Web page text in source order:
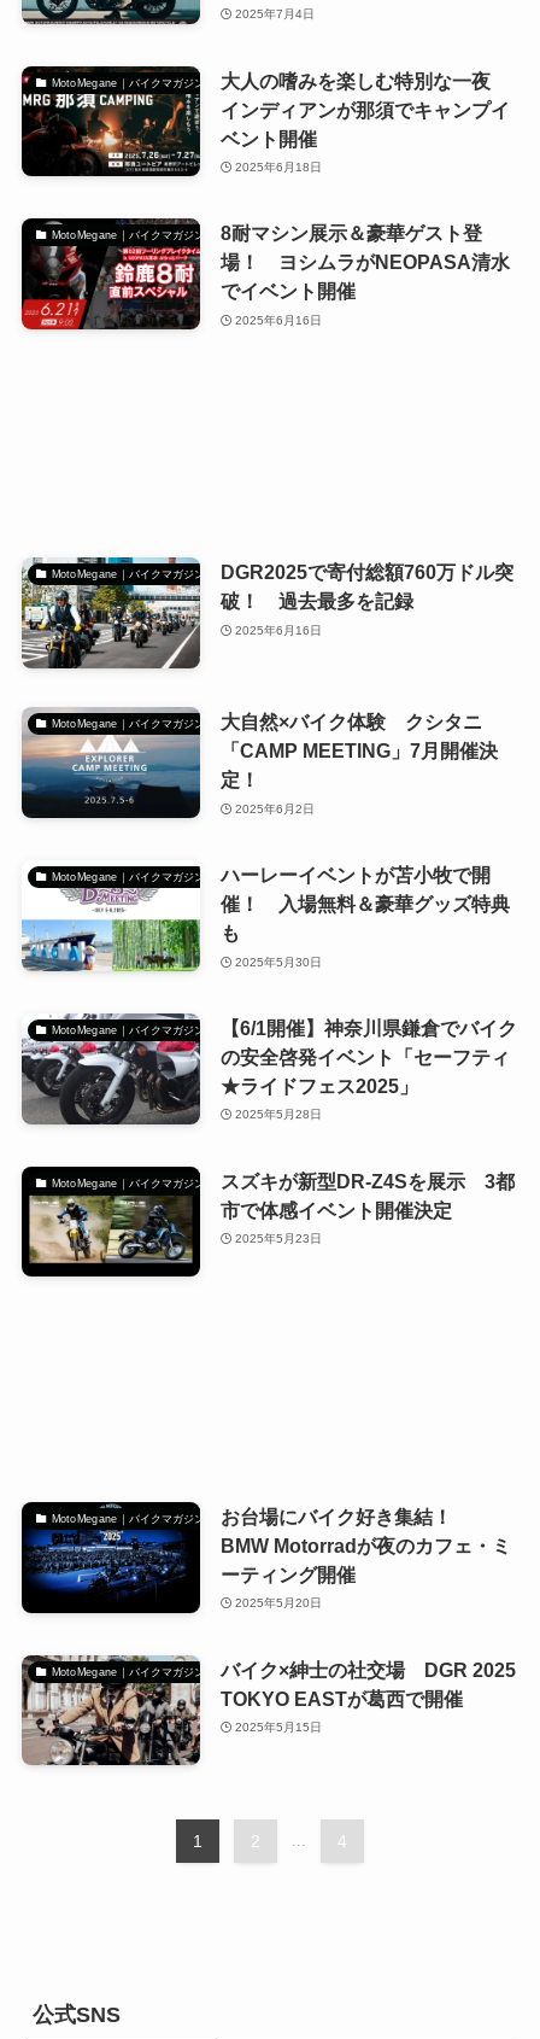
2025年7月4日
MotoMegane｜バイクマガジン
大人の嗜みを楽しむ特別な一夜
インディアンが那須でキャンプイ
ベント開催
2025年6月18日
MotoMegane｜バイクマガジン
8耐マシン展示＆豪華ゲスト登
場！ ヨシムラがNEOPASA清水
でイベント開催
2025年6月16日
MotoMegane｜バイクマガジン
DGR2025で寄付総額760万ドル突
破！ 過去最多を記録
2025年6月16日
MotoMegane｜バイクマガジン
大自然×バイク体験 クシタニ
「CAMP MEETING」7月開催決
定！
2025年6月2日
MotoMegane｜バイクマガジン
ハーレーイベントが苫小牧で開
催！ 入場無料＆豪華グッズ特典
も
2025年5月30日
MotoMegane｜バイクマガジン
【6/1開催】神奈川県鎌倉でバイク
の安全啓発イベント「セーフティ
★ライドフェス2025」
2025年5月28日
MotoMegane｜バイクマガジン
スズキが新型DR-Z4Sを展示 3都
市で体感イベント開催決定
2025年5月23日
MotoMegane｜バイクマガジン
お台場にバイク好き集結！
BMW Motorradが夜のカフェ・ミ
ーティング開催
2025年5月20日
MotoMegane｜バイクマガジン
バイク×紳士の社交場 DGR 2025
TOKYO EASTが葛西で開催
2025年5月15日
1 2 ... 4
公式SNS